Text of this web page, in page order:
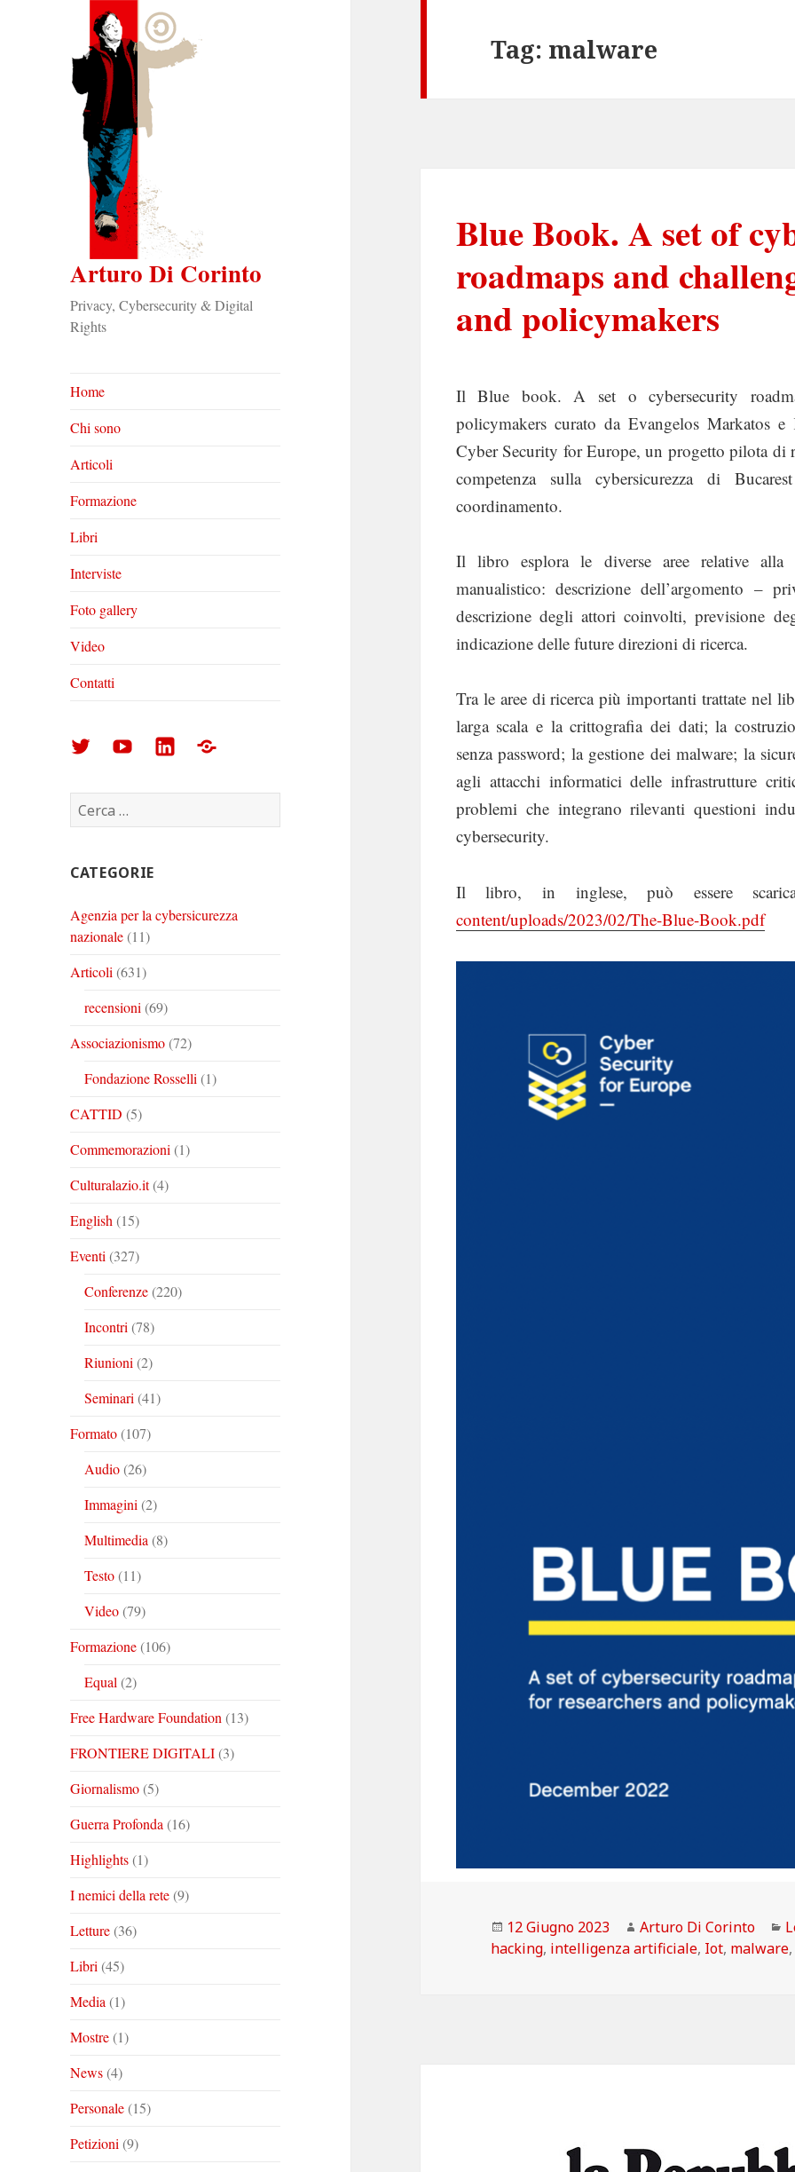
Arturo Di Corinto
Privacy, Cybersecurity & Digital
Rights
Home
Chi sono
Articoli
Formazione
Libri
Interviste
Foto gallery
Video
Contatti
Arturo
Corinto
su
Arturo
Corinto
su
Arturo
su
Foto
Ricerca
per:
CATEGORIE
Agenzia per la cybersicurezza
nazionale(11)
Articoli (631)
recensioni (69)
Associazionismo(72)
Fondazione Rosselli (1)
CATTID (5)
Commemorazioni (1)
Culturalazio.it(4)
English (15)
Eventi (327)
Conferenze(220)
Incontri (78)
Riunioni (2)
Seminari (41)
Formato(107)
Audio(26)
Immagini (2)
Multimedia (8)
Testo(11)
Video(79)
Formazione(106)
Equal (2)
Free Hardware Foundation (13)
FRONTIERE DIGITALI(3)
Giornalismo(5)
Guerra Profonda (16)
Highlights(1)
I nemici della rete(9)
Letture(36)
Libri (45)
Media (1)
Mostre(1)
News(4)
Personale(15)
Petizioni (9)
Tag: malware
Blue Book. A set of
roadmaps and
and policymakers
Il Blue book. A set o cybersecurity
policymakers curato da Evangelos Markatos
Cyber Security for Europe, un progetto pilota di
competenza sulla cybersicurezza di
coordinamento.
Il libro esplora le diverse aree relative alla
manualistico: descrizione dell’argomento –
descrizione degli attori coinvolti, previsione
indicazione delle future direzioni di ricerca.
Tra le aree di ricerca più importanti trattate nel
larga scala e la crittografia dei dati; la
senza password; la gestione dei malware; la
agli attacchi informatici delle infrastrutture
problemi che integrano rilevanti questioni
cybersecurity.
Il libro, in inglese, può essere
content/uploads/2023/02/The-Blue-Book.pdf
Scritto
il
12 Giugno 2023 Autore
Arturo Di Corinto
hacking, intelligenza artificiale, Iot, malware